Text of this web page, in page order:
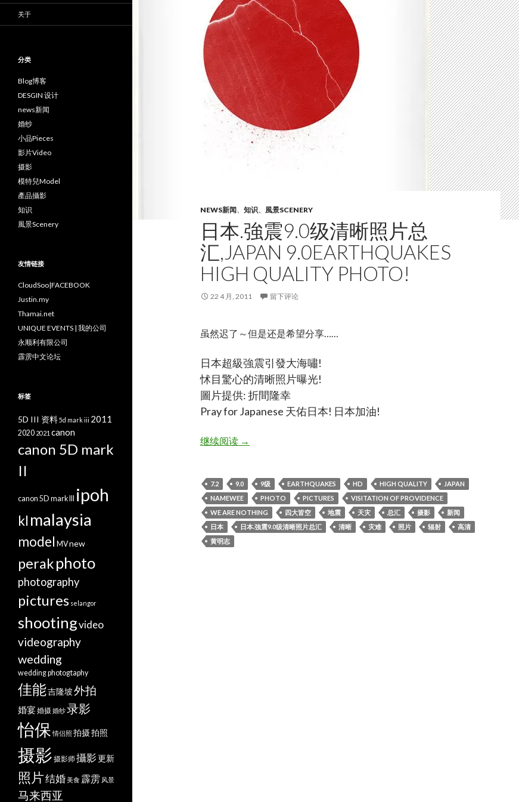
NEWS新闻、 知识、 風景SCENERY
日本.強震9.0级清晰照片总
汇,JAPAN 9.0EARTHQUAKES
HIGH QUALITY PHOTO!
22 4 月, 2011 留下评论
虽然迟了～但是还是希望分享……
日本超級強震引發大海嘯!
怵目驚心的清晰照片曝光!
圖片提供: 折間隆幸
Pray for Japanese 天佑日本! 日本加油!
继续阅读日本.強震9.0级清晰照片总汇,japan 9.0earthquakes high quality photo!
→
7.2 9.0 9级 EARTHQUAKES HD HIGH QUALITY
JAPAN
NAMEWEE
PHOTO PICTURES
VISITATION OF PROVIDENCE
WE ARE NOTHING
四大皆空 地震 天灾 总汇 摄影
新闻
日本
日本.強震9.0级清晰照片总汇 清晰 灾难 照片 辐射
高清
黄明志
关于
分类
Blog博客
DESGIN 设计
news新闻
婚纱
小品Pieces
影片Video
摄影
模特兒Model
產品攝影
知识
風景Scenery
友情链接
CloudSoo|FACEBOOK
Justin.my
Thamai.net
UNIQUE EVENTS | 我的公司
永顺利有限公司
霹雳中文论坛
标签
5D III 资料5d mark iii 2011
2020 2021 canon
canon 5D mark
II
canon 5D mark III ipoh
kl malaysia
model MVnew
perakphoto
photography
pictures selangor
shootingvideo
videography
wedding
wedding photogtaphy
佳能吉隆坡外拍
婚宴婚摄婚纱录影
怡保 情侣照 拍摄拍照
摄影 摄影师攝影更新
照片结婚美食 霹雳 风景
马来西亚